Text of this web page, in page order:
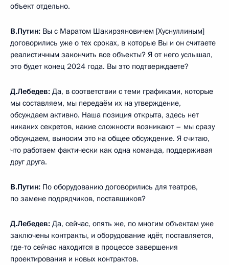
объект отдельно.
В.Путин: Вы с Маратом Шакирзяновичем [Хуснуллиным]
договорились уже о тех сроках, в которые Вы и он считаете
реалистичным закончить все объекты? Я от него услышал,
это будет конец 2024 года. Вы это подтверждаете?
Д.Лебедев: Да, в соответствии с теми графиками, которые
мы составляем, мы передаём их на утверждение,
обсуждаем активно. Наша позиция открыта, здесь нет
никаких секретов, какие сложности возникают – мы сразу
обсуждаем, выносим это на общее обсуждение. Я считаю,
что работаем фактически как одна команда, поддерживая
друг друга.
В.Путин: По оборудованию договорились для театров,
по замене подрядчиков, поставщиков?
Д.Лебедев: Да, сейчас, опять же, по многим объектам уже
заключены контракты, и оборудование идёт, поставляется,
где-то сейчас находится в процессе завершения
проектирования и новых контрактов.